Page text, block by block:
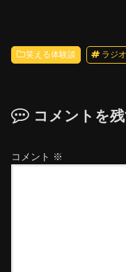
笑える体験談 ラジオ
コメントを
コメント ※